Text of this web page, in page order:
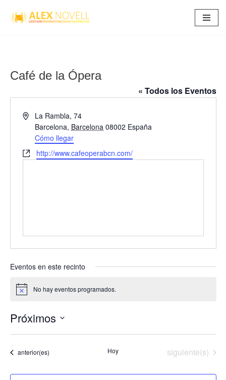
Saltar
Café de la Ópera
« Todos los Eventos
Dirección
La Rambla, 74
Barcelona, Barcelona 08002 España
Cómo llegar
Websitehttp://www.cafeoperabcn.com/
Eventos en este recinto
Aviso No hay eventos programados.
Próximos
fecha.
Eventos
anterior(es) Hoy Eventos
siguiente(s)